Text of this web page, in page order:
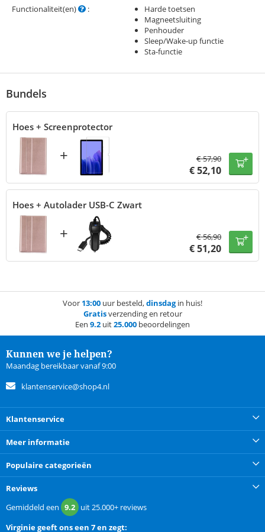
Functionaliteit(en) :
Harde toetsen
Magneetsluiting
Penhouder
Sleep/Wake-up functie
Sta-functie
Bundels
Hoes + Screenprotector
+ €57,90
€52,10
Hoes + Autolader USB-C Zwart
+ €56,90
€51,20
Voor 13:00 uur besteld,dinsdagin huis!
Gratisverzending en retour
Een 9.2 uit25.000 beoordelingen
Kunnen we je helpen?
Maandag bereikbaar vanaf 9:00
klantenservice@shop4.nl
Klantenservice
Meer informatie
Populaire categorieën
Reviews
Gemiddeld een 9.2 uit25.000+ reviews
Virginiegeeft ons een 7 en zegt: